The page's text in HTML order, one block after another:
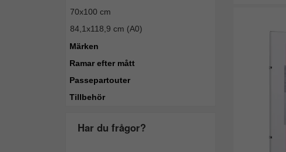
70x100 cm
84,1x118,9 cm (A0)
Märken
Ramar efter mått
Passepartouter
Tillbehör
Har du frågor?